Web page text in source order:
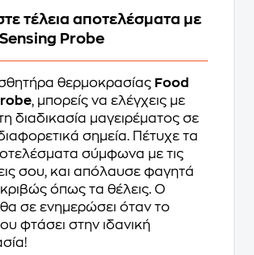
τέλεια αποτελέσματα με
Probe
θερμοκρασίας Food
, μπορείς να ελέγχεις με
διαδικασία μαγειρέματος σε
σημεία. Πέτυχε τα
σύμφωνα με τις
σου, και απόλαυσε φαγητά
όπως τα θέλεις. Ο
σε ενημερώσει όταν το
φτάσει στην ιδανική